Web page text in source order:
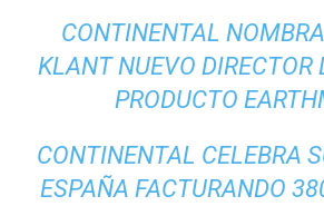
CONTINENTAL
KLANT NUEVO DIRECTOR
PRODUCTO
CONTINENTAL CELEBRA
ESPAÑA FACTURANDO